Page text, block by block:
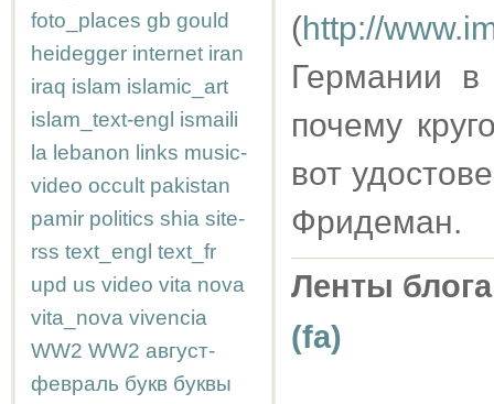
foto_places gb gould
heidegger internet iran
iraq islam islamic_art
islam_text-engl ismaili
la lebanon links music-
video occult pakistan
pamir politics shia site-
rss text_engl text_fr
upd us video vita nova
vita_nova vivencia
WW2 WW2 август-
февраль букв буквы
(http://
Германии
почему
вот
Фридеман.
Ленты
(fa)